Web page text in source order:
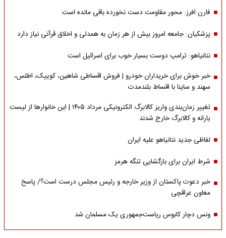
فارن افرز: محور مقاومت دست نخورده باقی مانده است
پزشکیان: جامعه امروز بیش از هر زمان به همدلی و اخلاق قرآنی نیاز دارد
نتانیاهو: ترامپ دوست بسیار خوب برای اسرائیل است
خبر خوش برای خریداران خودرو | فروش اقساطی شاهین، کوییک، اطلس،
سهند و ساینا با اقساط بلندمدت
تغییر زمان‌بندی واریز کالابرگ الکترونیکی مرداد ۱۴۰۵ | این خانوارها از لیست
یارانه و کالابرگ خارج شدند
لفاظی جدید نتانیاهو علیه ایران
شرط ایران برای بازگشایی تنگه هرمز
خبر دعوت پاکستان از وزیر خارجه و رئیس مجلس درست است؟/ پاسخ
معاون عراقچی
ونس دچار کابوس ریاست‌جمهوری یک مسلمان شد